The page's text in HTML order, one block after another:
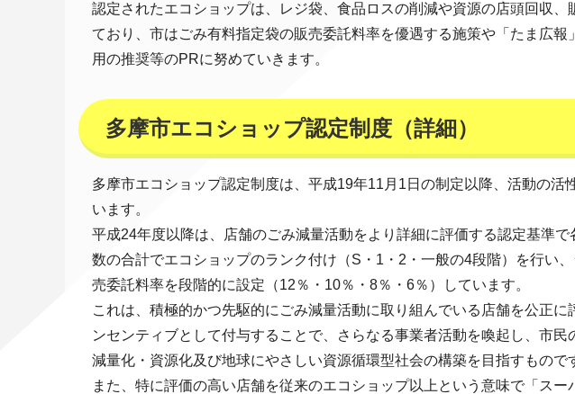
認定されたエコショップは、レジ袋、食品ロスの削減や資源の店頭回収
ており、市はごみ有料指定袋の販売委託料率を優遇する施策や「たま広
用の推奨等のPRに努めていきます。
多摩市エコショップ認定制度（詳細）
多摩市エコショップ認定制度は、平成19年11月1日の制定以降、活動の活
います。
平成24年度以降は、店舗のごみ減量活動をより詳細に評価する認定基準
数の合計でエコショップのランク付け（S・1・2・一般の4段階）を行い
売委託料率を段階的に設定（12％・10％・8％・6％）しています。
これは、積極的かつ先駆的にごみ減量活動に取り組んでいる店舗を公正
ンセンティブとして付与することで、さらなる事業者活動を喚起し、市
減量化・資源化及び地球にやさしい資源循環型社会の構築を目指すもので
また、特に評価の高い店舗を従来のエコショップ以上という意味で「スー